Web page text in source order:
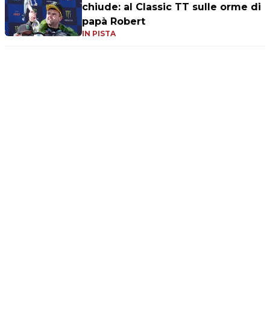
chiude: al Classic TT sulle orme di
papà Robert
IN PISTA